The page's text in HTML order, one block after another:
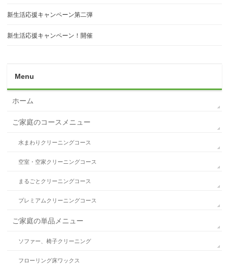
新生活応援キャンペーン第二弾
新生活応援キャンペーン！開催
Menu
ホーム
ご家庭のコースメニュー
水まわりクリーニングコース
空室・空家クリーニングコース
まるごとクリーニングコース
プレミアムクリーニングコース
ご家庭の単品メニュー
ソファー、椅子クリーニング
フローリング床ワックス